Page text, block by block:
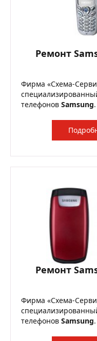
Ремонт
Фирма «Схема-
телефонов Samsung.
Ремонт
Фирма «Схема-
телефонов Samsung.